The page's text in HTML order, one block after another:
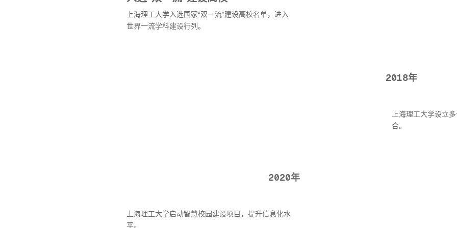
上海理工大学入选国家“双一流”建设高校名单，进入
世界一流学科建设行列。
2018年
上海理工大学设立
合。
2020年
上海理工大学启动智慧校园建设项目，提升信息化水
平。